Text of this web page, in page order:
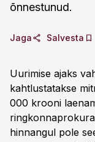
õnnestunud.
Jaga Salvesta
Uurimise ajaks
kahtlustatakse
000 krooni
hinnangul pole